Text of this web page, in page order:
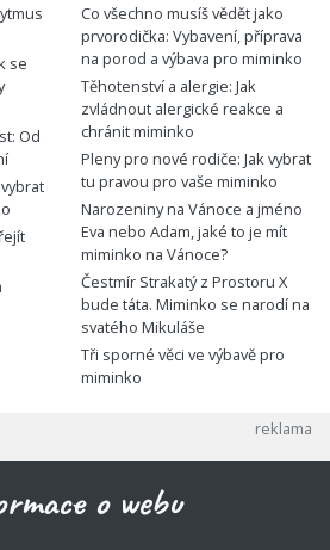
se
Od
Co všechno musíš vědět jako
prvorodička: Vybavení, příprava
na porod a výbava pro miminko
Těhotenství a alergie: Jak
zvládnout alergické reakce a
chránit miminko
Pleny pro nové rodiče: Jak vybrat
tu pravou pro vaše miminko
Narozeniny na Vánoce a jméno
Eva nebo Adam, jaké to je mít
miminko na Vánoce?
Čestmír Strakatý z Prostoru X
bude táta. Miminko se narodí na
svatého Mikuláše
Tři sporné věci ve výbavě pro
miminko
o webu